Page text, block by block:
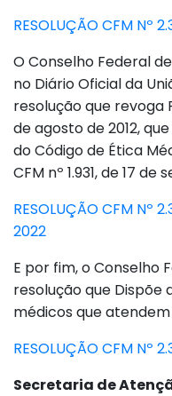
RESOLUÇÃO CFM Nº
O Conselho Federal
no Diário Oficial da
resolução que revoga
de agosto de 2012,
do Código de Ética
CFM nº 1.931, de 17
RESOLUÇÃO CFM Nº
2022
E por fim, o Conselho
resolução que
médicos que
RESOLUÇÃO CFM Nº
Secretaria de